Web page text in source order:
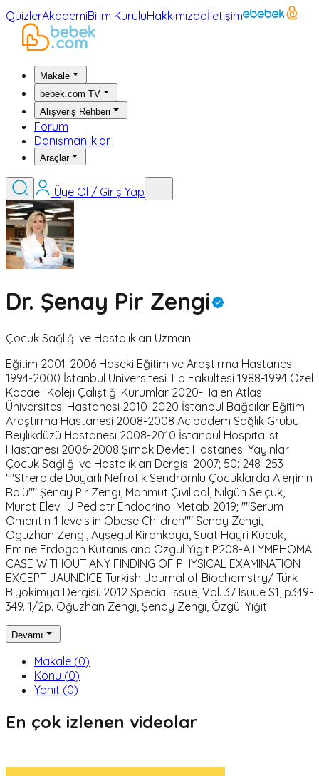
QuizlerAkademiBilim KuruluHakkımızdaİletişim
Makale
bebek.com TV
Alışveriş Rehberi
Forum
Danışmanlıklar
Araçlar
Üye Ol / Giriş Yap
Dr. Şenay Pir Zengi
Çocuk Sağlığı ve Hastalıkları Uzmanı
Eğitim 2001-2006 Haseki Eğitim ve Araştırma Hastanesi
1994-2000 İstanbul Üniversitesi Tıp Fakültesi 1988-1994 Özel
Kocaeli Koleji Çalıştığı Kurumlar 2020-Halen Atlas
Üniversitesi Hastanesi 2010-2020 İstanbul Bağcılar Eğitim
Araştırma Hastanesi 2008-2008 Acıbadem Sağlık Grubu
Beylikdüzü Hastanesi 2008-2010 İstanbul Hospitalist
Hastanesi 2006-2008 Şırnak Devlet Hastanesi Yayınlar
Çocuk Sağlığı ve Hastalıkları Dergisi 2007; 50: 248-253
""Streroide Duyarlı Nefrotik Sendromlu Çocuklarda Alerjinin
Rolü"" Şenay Pir Zengi, Mahmut Çivilibal, Nilgün Selçuk,
Murat Elevli J Pediatr Endocrinol Metab 2019; ""Serum
Omentin-1 levels in Obese Children"" Senay Zengi,
Oguzhan Zengi, Aysegül Kirankaya, Suat Hayri Kucuk,
Emine Erdogan Kutanis and Ozgul Yigit P208-A LYMPHOMA
CASE WITHOUT ANY FINDING OF PHYSICAL EXAMINATION
EXCEPT JAUNDICE Turkish Journal of Biochemstry/ Türk
Biyokimya Dergisi. 2012 Special Issue, Vol. 37 Isuue S1, p349-
349. 1/2p. Oğuzhan Zengi, Şenay Zengi, Özgül Yiğit
Devamı
Makale (0)
Konu (0)
Yanıt (0)
En çok izlenen videolar